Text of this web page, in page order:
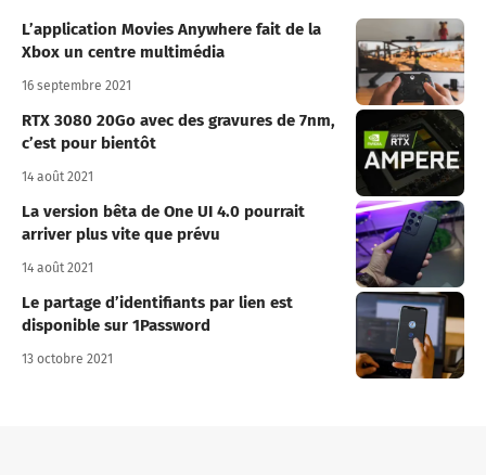
L’application Movies Anywhere fait de la
Xbox un centre multimédia
16 septembre 2021
RTX 3080 20Go avec des gravures de 7nm,
c’est pour bientôt
14 août 2021
La version bêta de One UI 4.0 pourrait
arriver plus vite que prévu
14 août 2021
Le partage d’identifiants par lien est
disponible sur 1Password
13 octobre 2021